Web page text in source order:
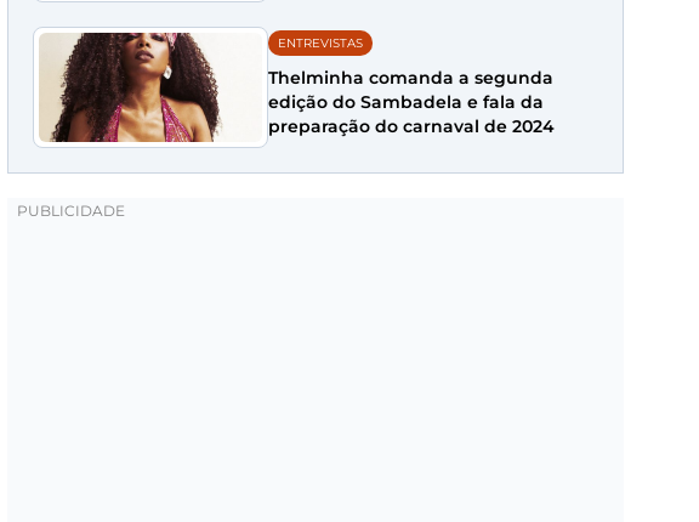
ENTREVISTAS
Thelminha comanda a segunda
edição do Sambadela e fala da
preparação do carnaval de 2024